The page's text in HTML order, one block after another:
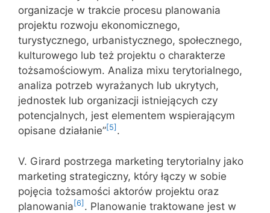
organizacje w trakcie procesu planowania
projektu rozwoju ekonomicznego,
turystycznego, urbanistycznego, społecznego,
kulturowego lub też projektu o charakterze
tożsamościowym. Analiza mixu terytorialnego,
analiza potrzeb wyrażanych lub ukrytych,
jednostek lub organizacji istniejących czy
potencjalnych, jest elementem wspierającym
opisane działanie”[5] .
V. Girard postrzega marketing terytorialny jako
marketing strategiczny, który łączy w sobie
pojęcia tożsamości aktorów projektu oraz
planowania[6] . Planowanie traktowane jest w